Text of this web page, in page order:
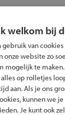
Test je
Fiets Veilig
Speel het Fiets
en win een
welkom bij
gebruik van
onze website zo
mogelijk te
op rolletjes
aan. Als je ons
kunnen we
Je kunt ook